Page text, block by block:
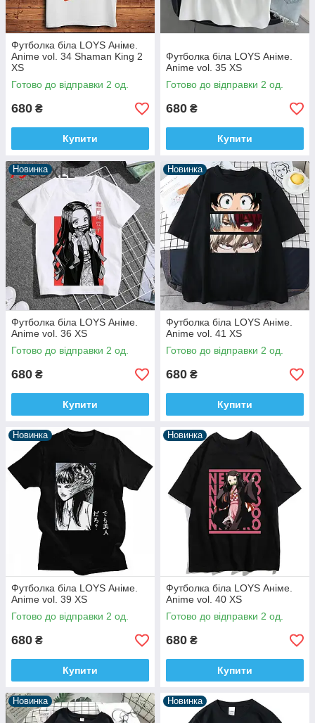
Футболка біла LOYS Аніме.
Anime vol. 34 Shaman King 2
XS
Готово до відправки 2 од.
680 ₴
Купити
Футболка біла LOYS Аніме.
Anime vol. 35 XS
Готово до відправки 2 од.
680 ₴
Купити
Новинка
Футболка біла LOYS Аніме.
Anime vol. 36 XS
Готово до відправки 2 од.
680 ₴
Купити
Новинка
Футболка біла LOYS Аніме.
Anime vol. 41 XS
Готово до відправки 2 од.
680 ₴
Купити
Новинка
Футболка біла LOYS Аніме.
Anime vol. 39 XS
Готово до відправки 2 од.
680 ₴
Купити
Новинка
Футболка біла LOYS Аніме.
Anime vol. 40 XS
Готово до відправки 2 од.
680 ₴
Купити
Новинка Новинка